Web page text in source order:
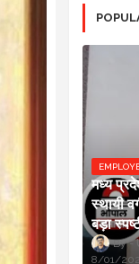
मध्य
स्थायी
बड़ा
8/01/